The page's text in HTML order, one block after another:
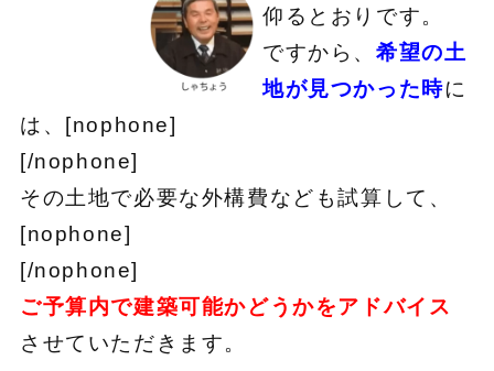
仰るとおりです。
ですから、 希望の土
地が見つかった時に
は、[nophone]
[/nophone]
その土地で必要な外構費なども試算して、
[nophone]
[/nophone]
ご予算内で建築可能かどうかをアドバイス
させていただきます。